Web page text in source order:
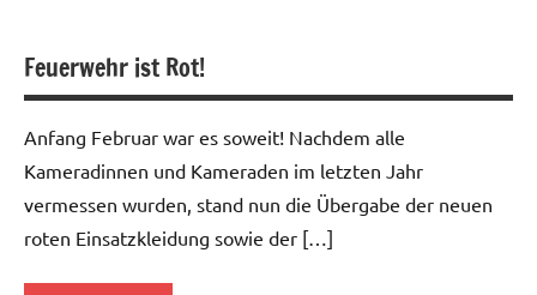
Feuerwehr ist Rot!
Anfang Februar war es soweit! Nachdem alle
Kameradinnen und Kameraden im letzten Jahr
vermessen wurden, stand nun die Übergabe der neuen
roten Einsatzkleidung sowie der […]